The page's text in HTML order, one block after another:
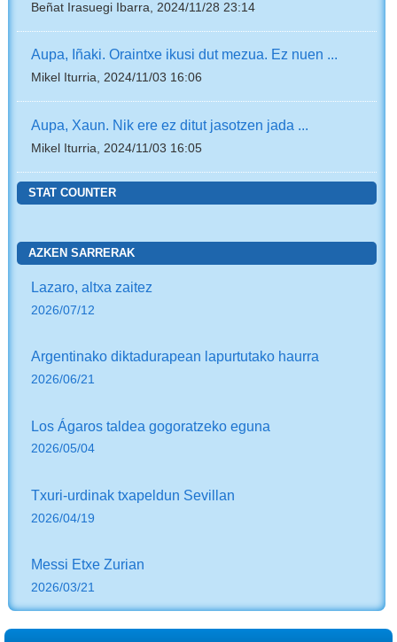
Beñat Irasuegi Ibarra, 2024/11/28 23:14
Aupa, Iñaki. Oraintxe ikusi dut mezua. Ez nuen ...
Mikel Iturria, 2024/11/03 16:06
Aupa, Xaun. Nik ere ez ditut jasotzen jada ...
Mikel Iturria, 2024/11/03 16:05
STAT COUNTER
AZKEN SARRERAK
Lazaro, altxa zaitez
2026/07/12
Argentinako diktadurapean lapurtutako haurra
2026/06/21
Los Ágaros taldea gogoratzeko eguna
2026/05/04
Txuri-urdinak txapeldun Sevillan
2026/04/19
Messi Etxe Zurian
2026/03/21